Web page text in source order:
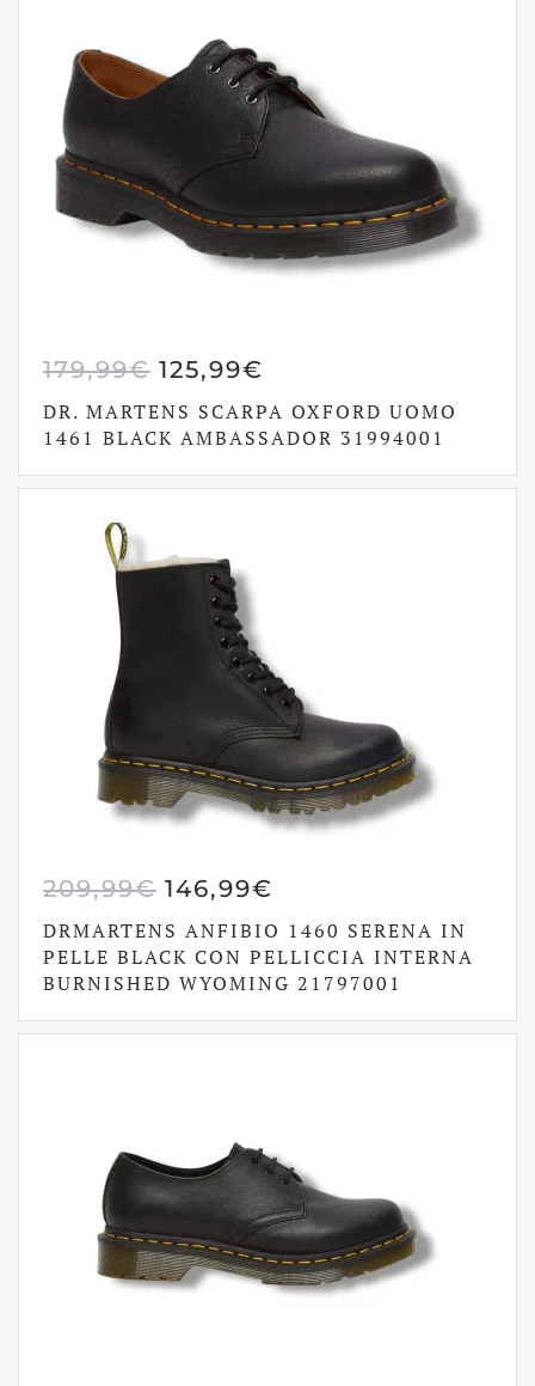
179,99€ IL
PREZZO
ORIGINALE
ERA:
125,99€
PREZZO
ATTUALE
È:
DR. MARTENS SCARPA OXFORD UOMO
1461 BLACK AMBASSADOR 31994001
209,99€ IL
PREZZO
ORIGINALE
ERA:
209,99€.
146,99€
PREZZO
ATTUALE
È:
146,99€.
DRMARTENS ANFIBIO 1460 SERENA IN
PELLE BLACK CON PELLICCIA INTERNA
BURNISHED WYOMING 21797001